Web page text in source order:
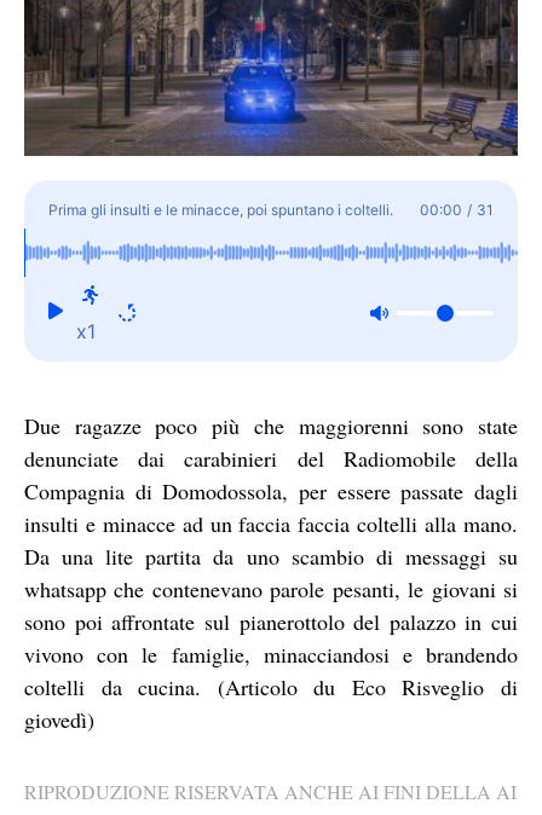
Prima gli insulti e le minacce, poi spuntano i coltelli.
Denunciate due ragazze
00:00 / 31
x1
Due ragazze poco più che maggiorenni sono state
denunciate dai carabinieri del Radiomobile della
Compagnia di Domodossola, per essere passate dagli
insulti e minacce ad un faccia faccia coltelli alla mano.
Da una lite partita da uno scambio di messaggi su
whatsapp che contenevano parole pesanti, le giovani si
sono poi affrontate sul pianerottolo del palazzo in cui
vivono con le famiglie, minacciandosi e brandendo
coltelli da cucina. (Articolo du Eco Risveglio di
giovedì)
RIPRODUZIONE RISERVATA ANCHE AI FINI DELLA AI